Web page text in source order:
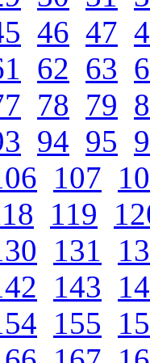
46 47
62 63
78 79
94 95
107
119
131
143
155